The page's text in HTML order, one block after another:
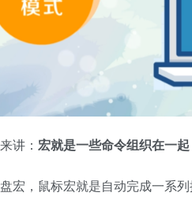
讲： 宏就是一些命令组织在一
宏，鼠标宏就是自动完成一系